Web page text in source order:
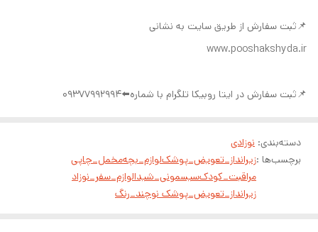
📌ثبت سفارش از طریق سایت به نشانی
www.pooshakshyda.ir
📌ثبت سفارش در ایتا روبیکا تلگرام با شماره⬅️09377992994
دسته‌بندی: نوزادی
برچسب‌ها :زیرانداز_تعویض_پوشکلوازم_بچهمخمل_چاپی
مراقبت_کودکسیسمونی_شیدالوازم_سفر_نوزاد
زیرانداز_تعویض_پوشک نوچند_رنگ